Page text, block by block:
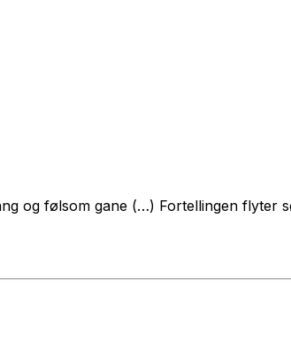
og følsom gane (…) Fortellingen flyter